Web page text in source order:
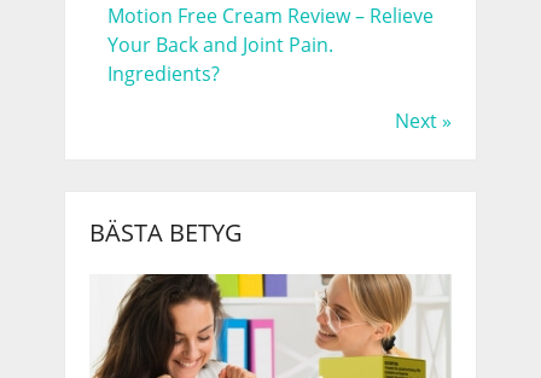
Motion Free Cream Review – Relieve
Your Back and Joint Pain.
Ingredients?
Next »
BÄSTA BETYG